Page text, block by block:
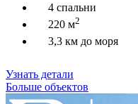
4 спальни
220 м2
3,3 км до моря
Узнать детали
Больше объектов